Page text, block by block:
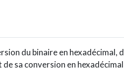
du binaire en hexadécimal,
sa conversion en hexadécimal